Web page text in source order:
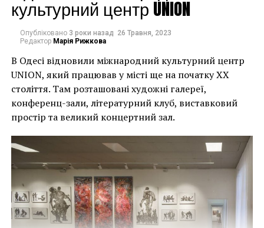
назад, ми б це
зробили”.
Хулігани, які намагалися зафарбувати мурал, злодії,
які відколювали зафарбовані фрагменти, щоб
продати їх у Facebook, тріщини в стіні та члени
окружної ради – це лише деякі з неприємностей, з
якими довелося зіткнутися Куттсам. Після крадіжки
їм довелося за власний кошт найняти охоронця,
який би наглядав за муралом вночі.
Єдиний вихід, кажуть Куттси, – це зняти 22-тонну
фреску, а для цього за останній місяць довелося
“зміцнити її 12 шарами смоли, скловолокна і
п’ятьма тоннами сталі, а також використовувати 40-
Хант Слонем “Thunderbunny”, 2022
культурний центр UNION
Опубліковано 3 роки назад 26 Травня, 2023
Редактор Марія Рижкова
В Одесі відновили міжнародний культурний центр
UNION, який працював у місті ще на початку XX
століття. Там розташовані художні галереї,
конференц-зали, літературний клуб, виставковий
простір та великий концертний зал.